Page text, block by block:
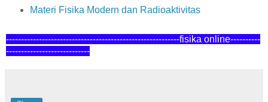
Materi Fisika Modern dan Radioaktivitas
----------------------------------------------------------fisika online----------
----------------------------